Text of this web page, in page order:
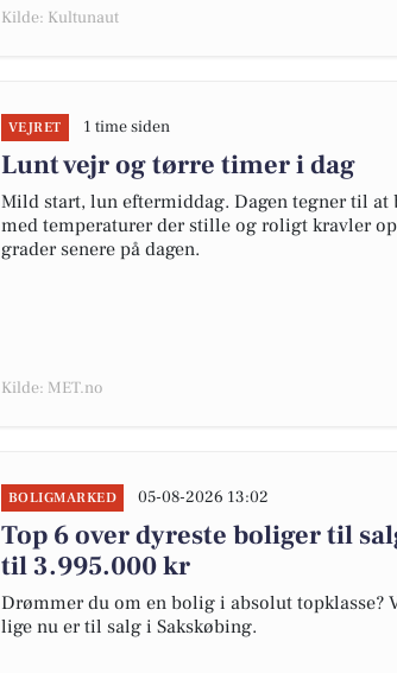
Kilde: Kultunaut
VEJRET 1 time siden
Lunt vejr og tørre timer i dag
Mild start, lun eftermiddag. Dagen tegner til
med temperaturer der stille og roligt kravler
grader senere på dagen.
Kilde: MET.no
BOLIGMARKED 05-08-2026 13:02
Top 6 over dyreste boliger til
til 3.995.000 kr
Drømmer du om en bolig i absolut topklasse?
lige nu er til salg i Sakskøbing.